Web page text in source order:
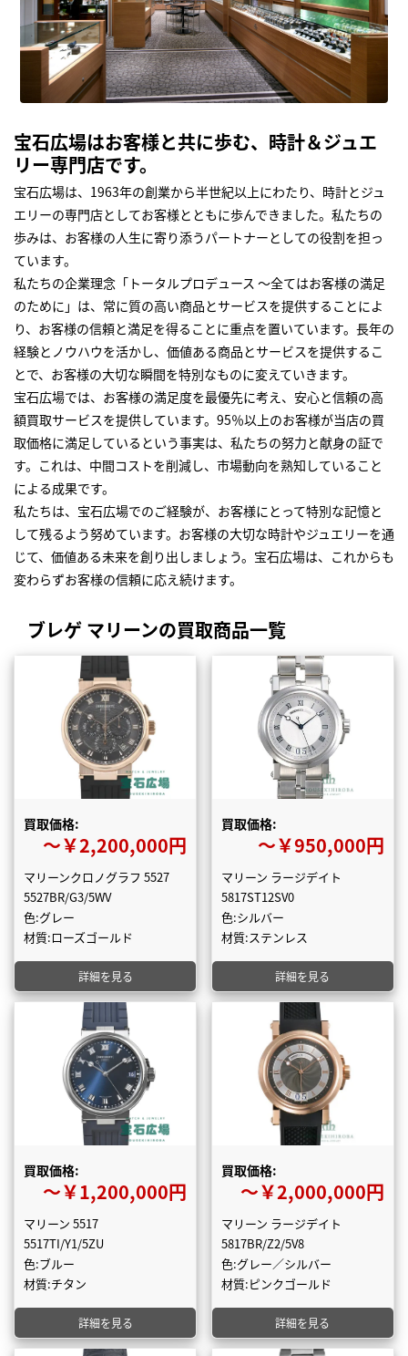
宝石広場はお客様と共に歩む、時計＆ジュエ
リー専門店です。
宝石広場は、1963年の創業から半世紀以上にわたり、時計とジュ
エリーの専門店としてお客様とともに歩んできました。私たちの
歩みは、お客様の人生に寄り添うパートナーとしての役割を担っ
ています。
私たちの企業理念「トータルプロデュース ～全てはお客様の満足
のために」は、常に質の高い商品とサービスを提供することによ
り、お客様の信頼と満足を得ることに重点を置いています。長年の
経験とノウハウを活かし、価値ある商品とサービスを提供するこ
とで、お客様の大切な瞬間を特別なものに変えていきます。
宝石広場では、お客様の満足度を最優先に考え、安心と信頼の高
額買取サービスを提供しています。95％以上のお客様が当店の買
取価格に満足しているという事実は、私たちの努力と献身の証で
す。これは、中間コストを削減し、市場動向を熟知していること
による成果です。
私たちは、宝石広場でのご経験が、お客様にとって特別な記憶と
して残るよう努めています。お客様の大切な時計やジュエリーを通
じて、価値ある未来を創り出しましょう。宝石広場は、これからも
変わらずお客様の信頼に応え続けます。
ブレゲ マリーンの買取商品一覧
買取価格:
〜￥2,200,000円
マリーンクロノグラフ 5527
5527BR/G3/5WV
色:グレー
材質:ローズゴールド
詳細を見る
買取価格:
〜￥950,000円
マリーン ラージデイト
5817ST12SV0
色:シルバー
材質:ステンレス
詳細を見る
買取価格:
〜￥1,200,000円
マリーン 5517
5517TI/Y1/5ZU
色:ブルー
材質:チタン
詳細を見る
買取価格:
〜￥2,000,000円
マリーン ラージデイト
5817BR/Z2/5V8
色:グレー／シルバー
材質:ピンクゴールド
詳細を見る